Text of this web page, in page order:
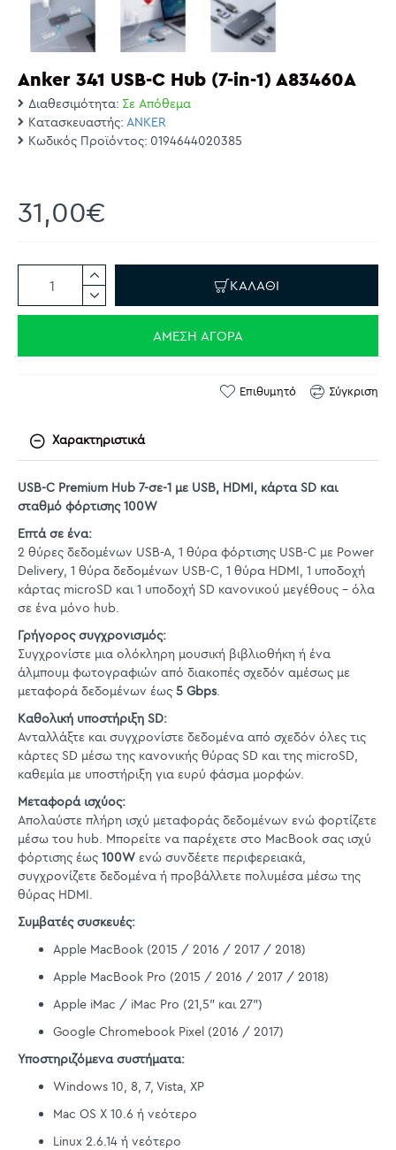
Anker 341 USB-C Hub (7-in-1) A83460A
Διαθεσιμότητα: Σε Απόθεμα
Κατασκευαστής: ANKER
Κωδικός Προϊόντος: 0194644020385
31,00€
ΚΑΛΆΘΙ
ΆΜΕΣΗ ΑΓΟΡΆ
Επιθυμητό Σύγκριση
Χαρακτηριστικά
USB-C Premium Hub 7-σε-1 με USB, HDMI, κάρτα SD και
σταθμό φόρτισης 100W
Επτά σε ένα:
2 θύρες δεδομένων USB-A, 1 θύρα φόρτισης USB-C με Power
Delivery, 1 θύρα δεδομένων USB-C, 1 θύρα HDMI, 1 υποδοχή
κάρτας microSD και 1 υποδοχή SD κανονικού μεγέθους – όλα
σε ένα μόνο hub.
Γρήγορος συγχρονισμός:
Συγχρονίστε μια ολόκληρη μουσική βιβλιοθήκη ή ένα
άλμπουμ φωτογραφιών από διακοπές σχεδόν αμέσως με
μεταφορά δεδομένων έως 5 Gbps.
Καθολική υποστήριξη SD:
Ανταλλάξτε και συγχρονίστε δεδομένα από σχεδόν όλες τις
κάρτες SD μέσω της κανονικής θύρας SD και της microSD,
καθεμία με υποστήριξη για ευρύ φάσμα μορφών.
Μεταφορά ισχύος:
Απολαύστε πλήρη ισχύ μεταφοράς δεδομένων ενώ φορτίζετε
μέσω του hub. Μπορείτε να παρέχετε στο MacBook σας ισχύ
φόρτισης έως 100W ενώ συνδέετε περιφερειακά,
συγχρονίζετε δεδομένα ή προβάλλετε πολυμέσα μέσω της
θύρας HDMI.
Συμβατές συσκευές:
Apple MacBook (2015 / 2016 / 2017 / 2018)
Apple MacBook Pro (2015 / 2016 / 2017 / 2018)
Apple iMac / iMac Pro (21,5" και 27")
Google Chromebook Pixel (2016 / 2017)
Υποστηριζόμενα συστήματα:
Windows 10, 8, 7, Vista, XP
Mac OS X 10.6 ή νεότερο
Linux 2.6.14 ή νεότερο